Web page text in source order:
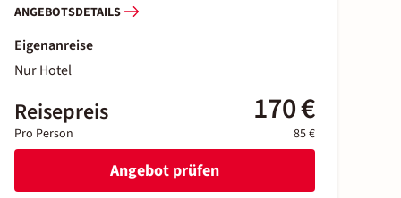
ANGEBOTSDETAILS
Eigenanreise
Nur Hotel
Reisepreis 170 €
Pro Person 85 €
Angebot prüfen